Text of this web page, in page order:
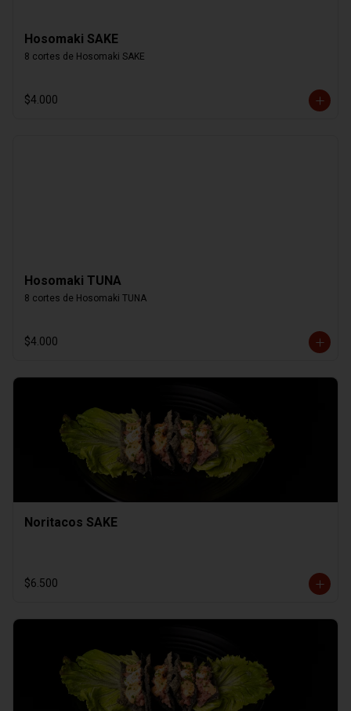
Hosomaki SAKE
8 cortes de Hosomaki SAKE
$4.000
Hosomaki TUNA
8 cortes de Hosomaki TUNA
$4.000
Noritacos SAKE
$6.500